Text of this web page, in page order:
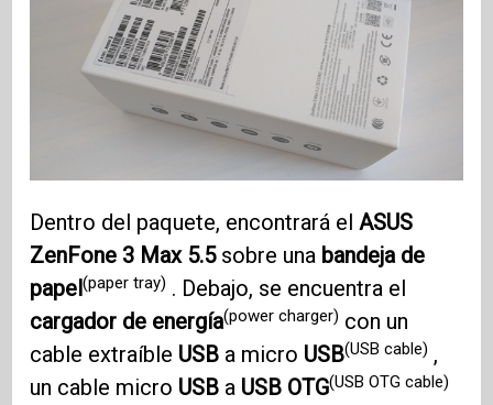
Dentro del paquete, encontrará elASUS
ZenFone 3 Max 5.5sobre una bandeja de
papel(paper tray) . Debajo, se encuentra el
cargador de energía(power charger) con un
cable extraíble USB a micro USB(USB cable) ,
un cable micro USB a USB OTG(USB OTG cable)